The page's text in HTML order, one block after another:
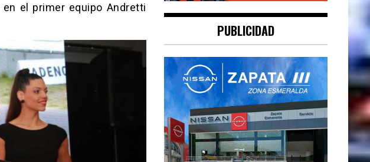
en el primer equipo Andretti
PUBLICIDAD